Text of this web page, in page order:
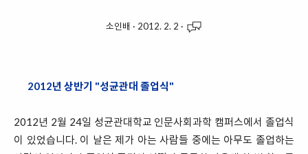
소인배 · 2012. 2. 2 ·
2012년 상반기 "성균관대 졸업식"
2012년 2월 24일 성균관대학교 인문사회과학 캠퍼스에서 졸업식
이 있었습니다. 이 날은 제가 아는 사람들 중에는 아무도 졸업하는